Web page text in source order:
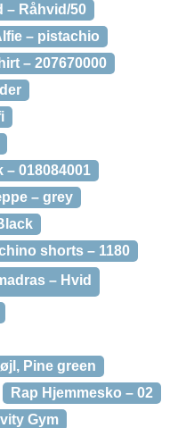
– Råhvid/50
– pistachio
– 207670000
– 018084001
– grey
shorts – 1180
– Hvid
Pine green
Rap Hjemmesko – 02
Gym